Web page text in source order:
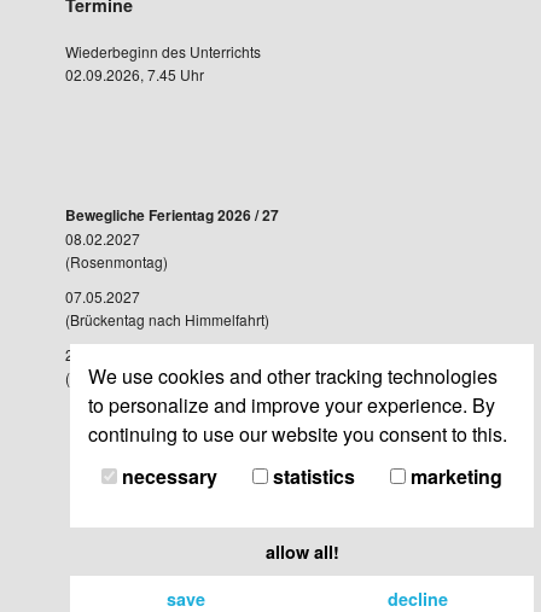
Termine
Wiederbeginn des Unterrichts
02.09.2026, 7.45 Uhr
Bewegliche Ferientag 2026 / 27
08.02.2027
(Rosenmontag)
07.05.2027
(Brückentag nach Himmelfahrt)
28.05.2027
(Brückentag nach Fronleichnam)
We use cookies and other tracking technologies
to personalize and improve your experience. By
continuing to use our website you consent to this.
necessary
statistics marketing
allow all!
save
decline